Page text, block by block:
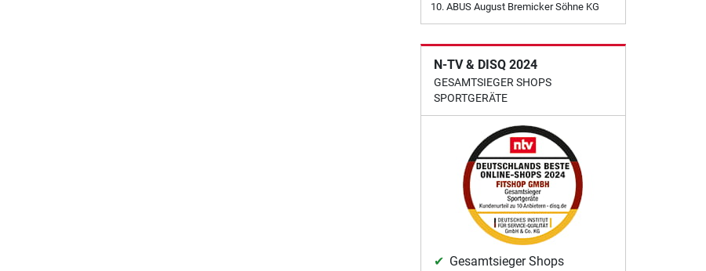
ABUS August Bremicker Söhne KG
N-TV & DISQ 2024
GESAMTSIEGER SHOPS
SPORTGERÄTE
Gesamtsieger Shops